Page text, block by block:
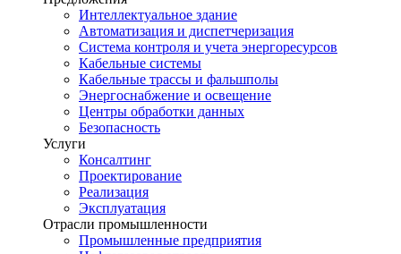
Интеллектуальное здание
Автоматизация и диспетчеризация
Система контроля и учета энергоресурсов
Кабельные системы
Кабельные трассы и фальшполы
Энергоснабжение и освещение
Центры обработки данных
Безопасность
Услуги
Консалтинг
Проектирование
Реализация
Эксплуатация
Отрасли промышленности
Промышленные предприятия